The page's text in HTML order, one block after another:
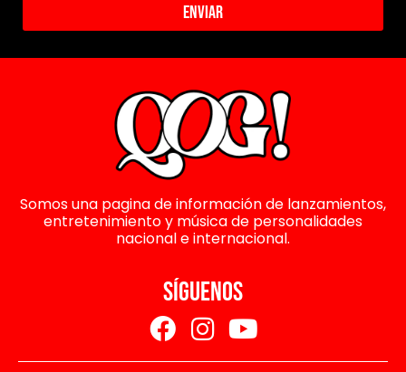
Enviar
Somos una pagina de información de lanzamientos,
entretenimiento y música de personalidades
nacional e internacional.
SÍGUENOS